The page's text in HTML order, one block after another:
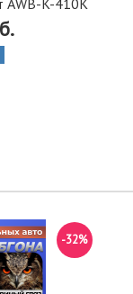
AWB-K-410K
-32%